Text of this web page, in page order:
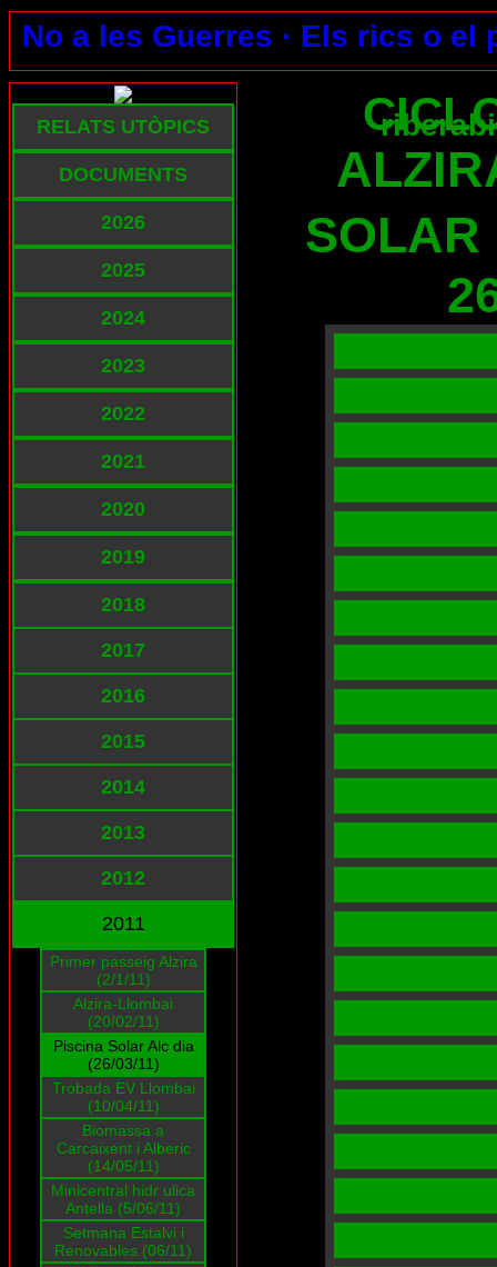
No a les Guerres · Els rics o el
RELATS UTÒPICS
DOCUMENTS
2026
2025
2024
2023
2022
2021
2020
2019
2018
2017
2016
2015
2014
2013
2012
2011
Primer passeig Alzira
(2/1/11)
Alzira-Llombai
(20/02/11)
Piscina Solar Alc dia
(26/03/11)
Trobada EV Llombai
(10/04/11)
Biomassa a
Carcaixent i Alberic
(14/05/11)
Minicentral hidr ulica
Antella (5/06/11)
Setmana Estalvi i
Renovables (06/11)